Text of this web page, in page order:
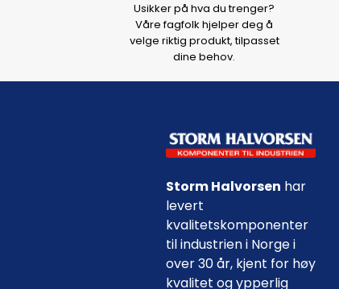
Usikker på hva du trenger?
Våre fagfolk hjelper deg å
velge riktig produkt, tilpasset
dine behov.
Storm Halvorsen har
levert
kvalitetskomponenter
til industrien i Norge i
over 30 år, kjent for høy
kvalitet og ypperlig